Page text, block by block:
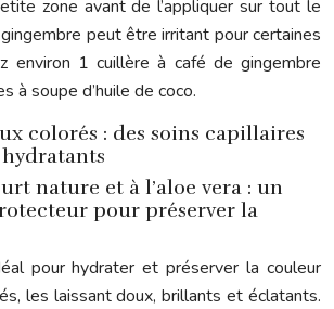
zone avant de l’appliquer sur tout le
peut être irritant pour certaines
environ 1 cuillère à café de gingembre
à soupe d’huile de coco.
colorés : des soins capillaires
nature et à l’aloe vera : un
pour préserver la
pour hydrater et préserver la couleur
les laissant doux, brillants et éclatants.